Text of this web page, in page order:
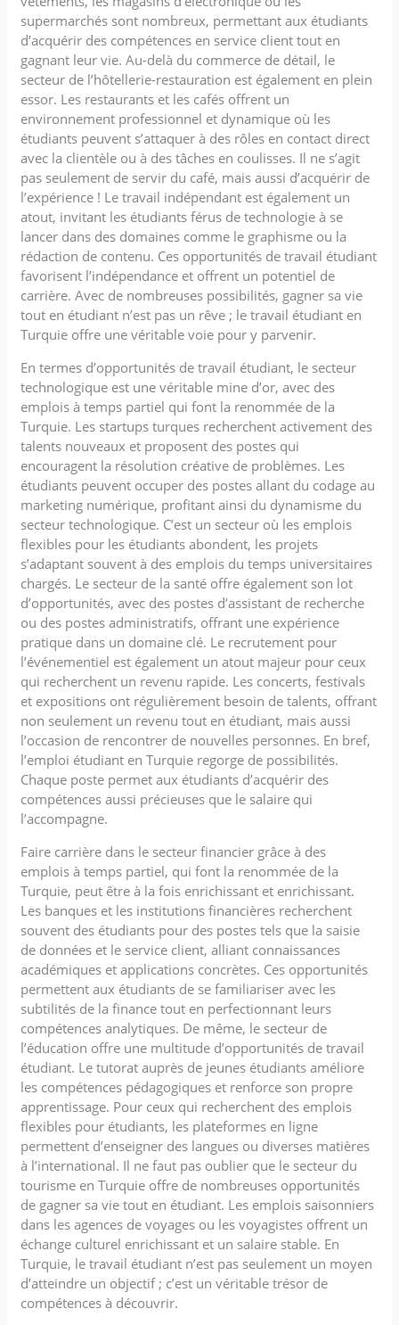
supermarchés sont nombreux, permettant aux étudiants
d’acquérir des compétences en service client tout en
gagnant leur vie. Au-delà du commerce de détail, le
secteur de l’hôtellerie-restauration est également en plein
essor. Les restaurants et les cafés offrent un
environnement professionnel et dynamique où les
étudiants peuvent s’attaquer à des rôles en contact direct
avec la clientèle ou à des tâches en coulisses. Il ne s’agit
pas seulement de servir du café, mais aussi d’acquérir de
l’expérience ! Le travail indépendant est également un
atout, invitant les étudiants férus de technologie à se
lancer dans des domaines comme le graphisme ou la
rédaction de contenu. Ces opportunités de travail étudiant
favorisent l’indépendance et offrent un potentiel de
carrière. Avec de nombreuses possibilités, gagner sa vie
tout en étudiant n’est pas un rêve ; le travail étudiant en
Turquie offre une véritable voie pour y parvenir.
En termes d’opportunités de travail étudiant, le secteur
technologique est une véritable mine d’or, avec des
emplois à temps partiel qui font la renommée de la
Turquie. Les startups turques recherchent activement des
talents nouveaux et proposent des postes qui
encouragent la résolution créative de problèmes. Les
étudiants peuvent occuper des postes allant du codage au
marketing numérique, profitant ainsi du dynamisme du
secteur technologique. C’est un secteur où les emplois
flexibles pour les étudiants abondent, les projets
s’adaptant souvent à des emplois du temps universitaires
chargés. Le secteur de la santé offre également son lot
d’opportunités, avec des postes d’assistant de recherche
ou des postes administratifs, offrant une expérience
pratique dans un domaine clé. Le recrutement pour
l’événementiel est également un atout majeur pour ceux
qui recherchent un revenu rapide. Les concerts, festivals
et expositions ont régulièrement besoin de talents, offrant
non seulement un revenu tout en étudiant, mais aussi
l’occasion de rencontrer de nouvelles personnes. En bref,
l’emploi étudiant en Turquie regorge de possibilités.
Chaque poste permet aux étudiants d’acquérir des
compétences aussi précieuses que le salaire qui
l’accompagne.
Faire carrière dans le secteur financier grâce à des
emplois à temps partiel, qui font la renommée de la
Turquie, peut être à la fois enrichissant et enrichissant.
Les banques et les institutions financières recherchent
souvent des étudiants pour des postes tels que la saisie
de données et le service client, alliant connaissances
académiques et applications concrètes. Ces opportunités
permettent aux étudiants de se familiariser avec les
subtilités de la finance tout en perfectionnant leurs
compétences analytiques. De même, le secteur de
l’éducation offre une multitude d’opportunités de travail
étudiant. Le tutorat auprès de jeunes étudiants améliore
les compétences pédagogiques et renforce son propre
apprentissage. Pour ceux qui recherchent des emplois
flexibles pour étudiants, les plateformes en ligne
permettent d’enseigner des langues ou diverses matières
à l’international. Il ne faut pas oublier que le secteur du
tourisme en Turquie offre de nombreuses opportunités
de gagner sa vie tout en étudiant. Les emplois saisonniers
dans les agences de voyages ou les voyagistes offrent un
échange culturel enrichissant et un salaire stable. En
Turquie, le travail étudiant n’est pas seulement un moyen
d’atteindre un objectif ; c’est un véritable trésor de
compétences à découvrir.